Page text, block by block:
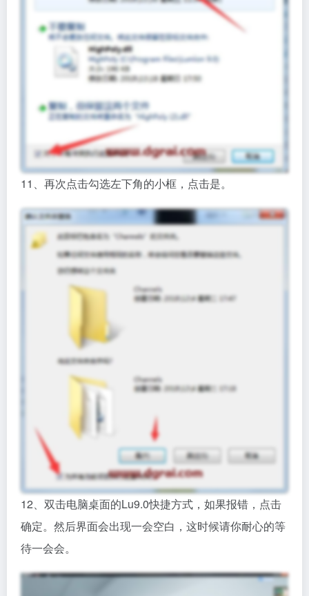
11、再次点击勾选左下角的小框，点击是。
12、双击电脑桌面的Lu9.0快捷方式，如果报错，点击
确定。然后界面会出现一会空白，这时候请你耐心的等
待一会会。